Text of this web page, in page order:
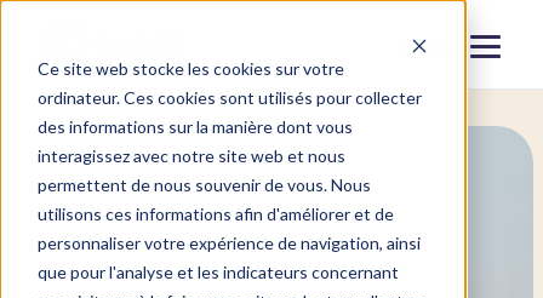
Ce site web stocke les cookies sur votre
ordinateur. Ces cookies sont utilisés pour collecter
des informations sur la manière dont vous
interagissez avec notre site web et nous
permettent de nous souvenir de vous. Nous
utilisons ces informations afin d'améliorer et de
personnaliser votre expérience de navigation, ainsi
que pour l'analyse et les indicateurs concernant
Fermer
Menu